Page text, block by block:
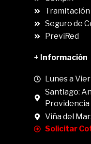
Seguro de
PreviRed
+ Información
Lunes a
Santiago:
Providencia
Viña del
Solicitar